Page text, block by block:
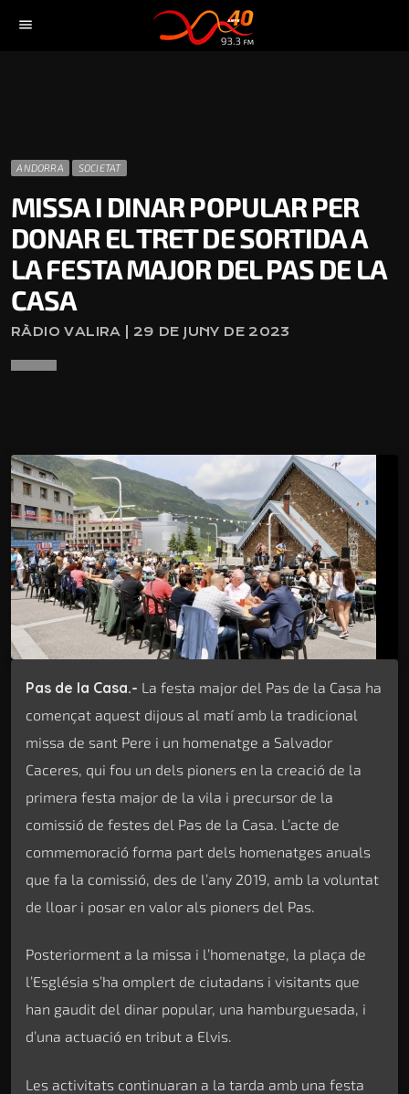
menu
ANDORRA SOCIETAT
MISSA I DINAR POPULAR PER
DONAR EL TRET DE SORTIDA A
LA FESTA MAJOR DEL PAS DE LA
CASA
RÀDIO VALIRA | 29 DE JUNY DE 2023
Pas de la Casa.- La festa major del Pas de la Casa ha
començat aquest dijous al matí amb la tradicional
missa de sant Pere i un homenatge a Salvador
Caceres, qui fou un dels pioners en la creació de la
primera festa major de la vila i precursor de la
comissió de festes del Pas de la Casa. L’acte de
commemoració forma part dels homenatges anuals
que fa la comissió, des de l’any 2019, amb la voluntat
de lloar i posar en valor als pioners del Pas.
Posteriorment a la missa i l’homenatge, la plaça de
l’Església s’ha omplert de ciutadans i visitants que
han gaudit del dinar popular, una hamburguesada, i
d’una actuació en tribut a Elvis.
Les activitats continuaran a la tarda amb una festa